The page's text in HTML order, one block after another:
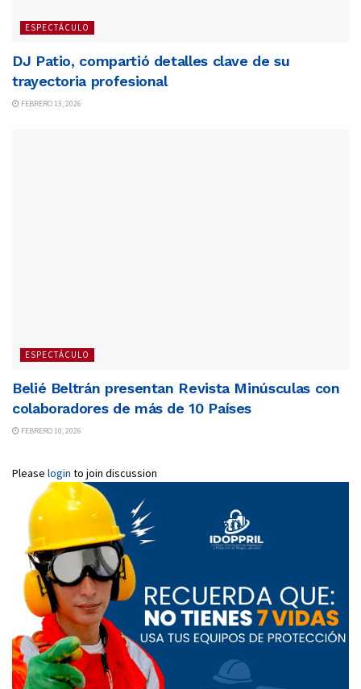
ESPECTÁCULO
DJ Patio, compartió detalles clave de su
trayectoria profesional
FEBRERO 13, 2026
ESPECTÁCULO
Belié Beltrán presentan Revista Minúsculas con
colaboradores de más de 10 Países
FEBRERO 10, 2026
Please login to join discussion